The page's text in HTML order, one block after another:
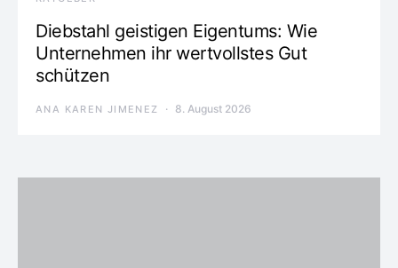
Diebstahl geistigen Eigentums: Wie
Unternehmen ihr wertvollstes Gut
schützen
ANA KAREN JIMENEZ 8. August 2026